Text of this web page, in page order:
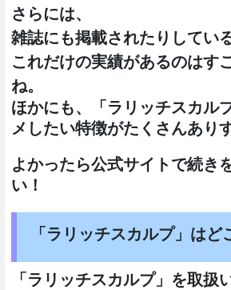
さらには、
雑誌にも掲載されたりしてい
これだけの実績があるのはす
ね。
ほかにも、「ラリッチスカル
メしたい特徴がたくさんあり
よかったら公式サイトで続き
い！
「ラリッチスカルプ」はど
「ラリッチスカルプ」を取扱